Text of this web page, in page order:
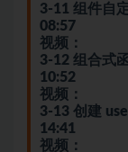
3-11 组件自
08:57
视频：
3-12 组合式
10:52
视频：
3-13 创建
14:41
视频：